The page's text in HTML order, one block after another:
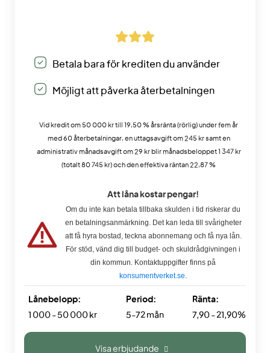
Betala bara för krediten du använder
Möjligt att påverka återbetalningen
Vid kredit om 50 000 kr till 19,50 % årsränta (rörlig) under fem år
med 60 återbetalningar, en uttagsavgift om 245 kr samt en
administrativ månadsavgift om 29 kr blir månadsbeloppet 1 347 kr
(totalt 80 745 kr) och den effektiva räntan 22,87 %
Att låna kostar pengar!
Om du inte kan betala tillbaka skulden i tid riskerar du
en betalningsanmärkning. Det kan leda till svårigheter
att få hyra bostad, teckna abonnemang och få nya lån.
För stöd, vänd dig till budget- och skuldrådgivningen i
din kommun. Kontaktuppgifter finns på
konsumentverket.se.
Lånebelopp:
1 000 - 50 000 kr
Period:
5-72 mån
Ränta:
7,90 - 21,90%
Visa erbjudande